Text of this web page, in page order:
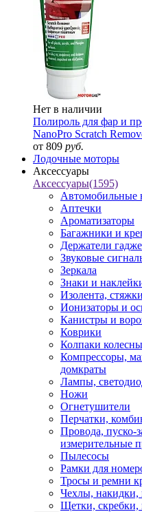
Нет в наличии
Полироль для фар и
NanoPro Scratch
от 809 руб.
Лодочные моторы
Аксессуары
Аксессуары(1595)
Автомобильные
Аптечки
Ароматизаторы
Багажники и
Держатели
Звуковые
Зеркала
Знаки и
Изолента,
Ионизаторы и
Канистры и
Коврики
Колпаки
Компрессоры,
домкраты
Лампы,
Ножи
Огнетушители
Перчатки,
Провода, пуско-
измерительные
Пылесосы
Рамки для
Тросы и ремни
Чехлы, накидки,
Щетки, скребки,